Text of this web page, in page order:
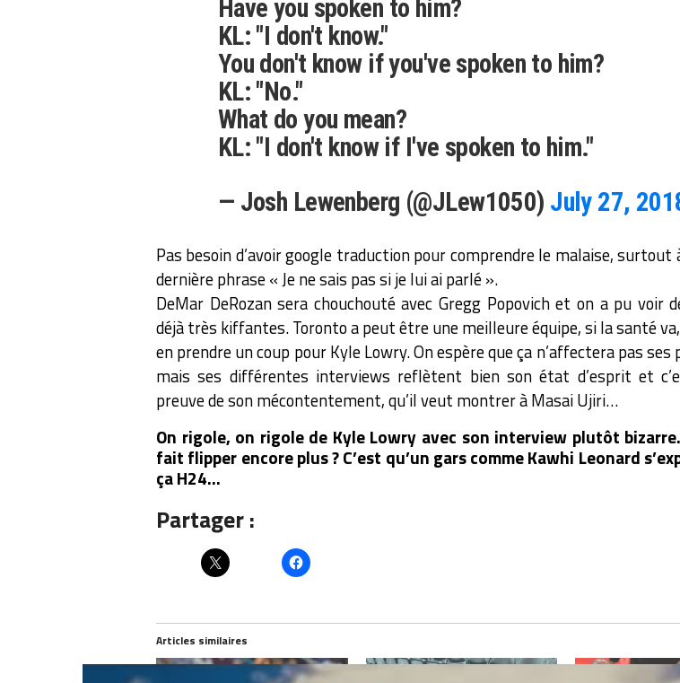
Have you spoken to him?
KL: "I don't know."
You don't know if you've spoken to him?
KL: "No."
What do you mean?
KL: "I don't know if I've spoken to him."
— Josh Lewenberg (@JLew1050) July 27,
Pas besoin d’avoir google traduction pour comprendre le malaise, surtout
dernière phrase « Je ne sais pas si je lui ai parlé ».
DeMar DeRozan sera chouchouté avec Gregg Popovich et on a pu voir
déjà très kiffantes. Toronto a peut être une meilleure équipe, si la santé
en prendre un coup pour Kyle Lowry. On espère que ça n’affectera pas
mais ses différentes interviews reflètent bien son état d’esprit et
preuve de son mécontentement, qu’il veut montrer à Masai Ujiri…
On rigole, on rigole de Kyle Lowry avec son interview plutôt
fait flipper encore plus ? C’est qu’un gars comme Kawhi Leonard
ça H24…
Partager :
Articles similaires